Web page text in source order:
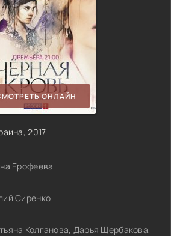
ОНЛАЙН
,2017
Ерофеева
Сиренко
Колганова, Дарья Щербакова,